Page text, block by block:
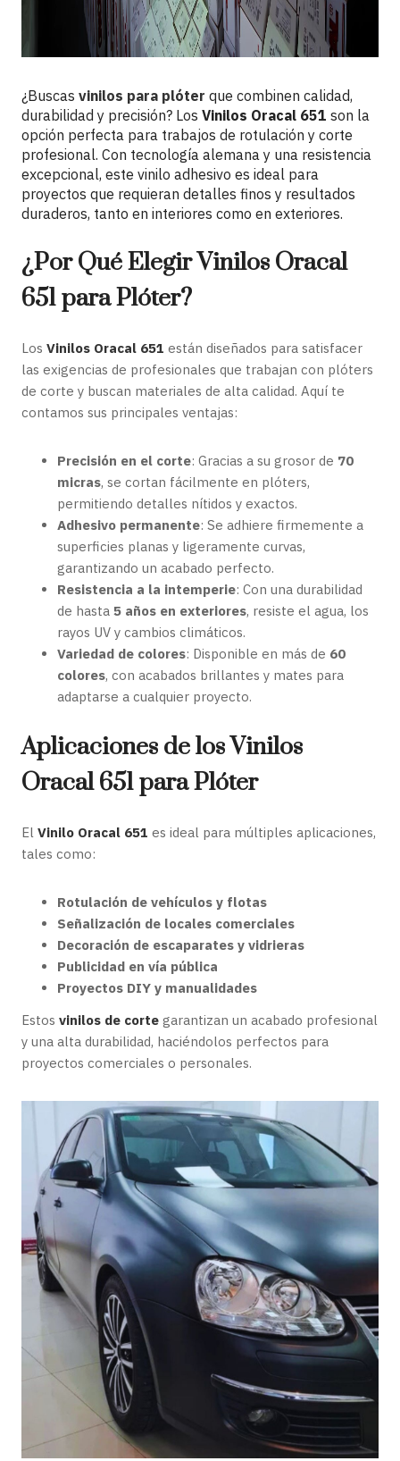
¿Buscas vinilos para plóter que combinen calidad,
durabilidad y precisión? Los Vinilos Oracal 651 son la
opción perfecta para trabajos de rotulación y corte
profesional. Con tecnología alemana y una resistencia
excepcional, este vinilo adhesivo es ideal para
proyectos que requieran detalles finos y resultados
duraderos, tanto en interiores como en exteriores.
¿Por Qué Elegir Vinilos Oracal
651 para Plóter?
Los Vinilos Oracal 651 están diseñados para satisfacer
las exigencias de profesionales que trabajan con plóters
de corte y buscan materiales de alta calidad. Aquí te
contamos sus principales ventajas:
Precisión en el corte: Gracias a su grosor de 70
micras, se cortan fácilmente en plóters,
permitiendo detalles nítidos y exactos.
Adhesivo permanente: Se adhiere firmemente a
superficies planas y ligeramente curvas,
garantizando un acabado perfecto.
Resistencia a la intemperie: Con una durabilidad
de hasta 5 años en exteriores, resiste el agua, los
rayos UV y cambios climáticos.
Variedad de colores: Disponible en más de 60
colores, con acabados brillantes y mates para
adaptarse a cualquier proyecto.
Aplicaciones de los Vinilos
Oracal 651 para Plóter
El Vinilo Oracal 651 es ideal para múltiples aplicaciones,
tales como:
Rotulación de vehículos y flotas
Señalización de locales comerciales
Decoración de escaparates y vidrieras
Publicidad en vía pública
Proyectos DIY y manualidades
Estos vinilos de corte garantizan un acabado profesional
y una alta durabilidad, haciéndolos perfectos para
proyectos comerciales o personales.